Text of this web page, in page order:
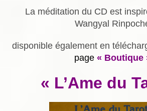
La méditation du CD est
Wangyal
disponible également en
page« Boutique
« L’Ame du